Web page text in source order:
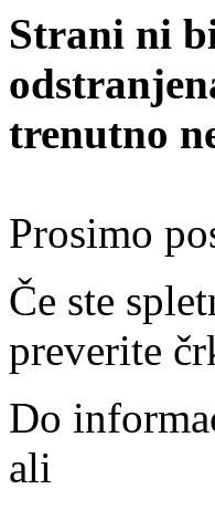
Strani ni
trenutno
Prosimo
Če ste
preverite
Do
ali